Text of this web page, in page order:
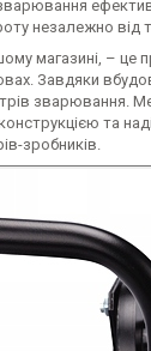
незалежно від
магазині, – це
Завдяки
зварювання.
та
зробників.